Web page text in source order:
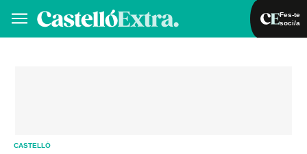
Fes-te
soci/a
CASTELLÓ